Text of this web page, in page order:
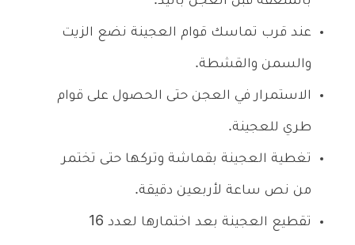
عند قرب تماسك قوام العجينة نضع الزيت
والسمن والقشطة.
الاستمرار في العجن حتى الحصول على قوام
طري للعجينة.
تغطية العجينة بقماشة وتركها حتى تختمر
من نص ساعة لأربعين دقيقة.
تقطيع العجينة بعد اختمارها لعدد 16